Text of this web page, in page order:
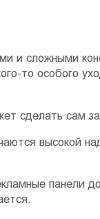
и сложными
то особого
сделать сам
высокой
панели